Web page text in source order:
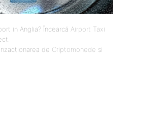
in Anglia? Încearcă Airport Taxi
de Criptomonede si